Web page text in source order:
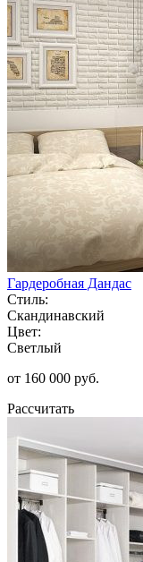
Гардеробная Дандас
Стиль:
Скандинавский
Цвет:
Светлый
от 160 000 руб.
Рассчитать